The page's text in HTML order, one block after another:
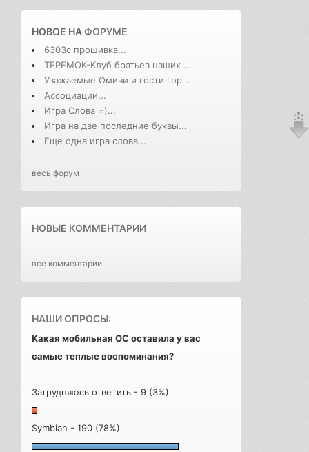
НОВОЕ НАФОРУМЕ
6303с прошивка...
ТЕРЕМОК-Клуб братьев наших ...
Уважаемые Омичи и гости гор...
Ассоциации...
Игра Слова =)...
Игра на две последние буквы...
Еще одна игра слова...
весь форум
НОВЫЕ КОММЕНТАРИИ
все комментарии
НАШИ ОПРОСЫ:
Какая мобильная ОС оставила у вас
самые теплые воспоминания?
Затрудняюсь ответить - 9 (3%)
Symbian - 190 (78%)